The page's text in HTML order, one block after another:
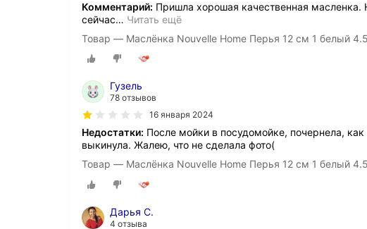
Комментарий: Пришла хорошая качественная масленка.
сейчас… Читать ещё
Товар — Маслёнка Nouvelle Home Перья 12 см 1 белый
Гузель
78 отзывов
16 января 2024
Недостатки: После мойки в посудомойке, почернела,
выкинула. Жалею, что не сделала фото(
Товар — Маслёнка Nouvelle Home Перья 12 см 1 белый
Дарья С.
4 отзыва